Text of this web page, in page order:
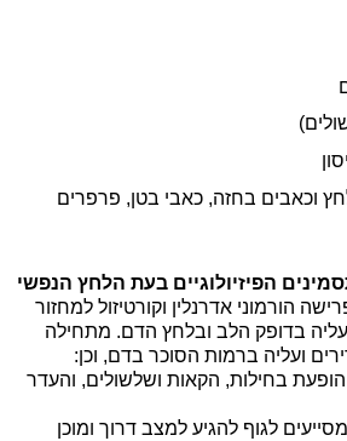
וכאבים בחזה, כאבי בטן, פרפרים
הפיזיולוגיים בעת הלחץ הנפשי
הורמוני אדרנלין וקורטיזול למחזור
בדופק הלב ובלחץ הדם. מתחילה
ועליה ברמות הסוכר בדם, וכן:
בחילות, הקאות ושלשולים, והעדר
מסייעים לגוף להגיע למצב דרוך ומוכן